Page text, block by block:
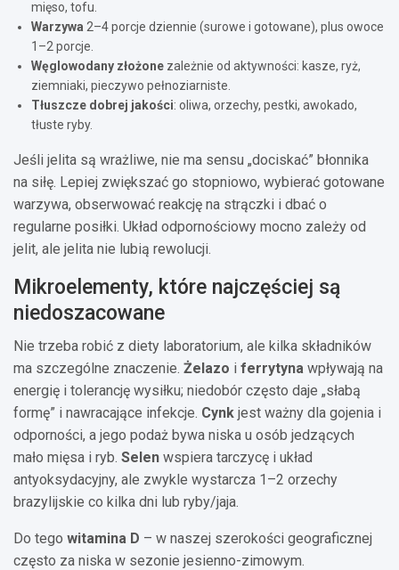
mięso, tofu.
Warzywa 2–4 porcje dziennie (surowe i gotowane), plus owoce
1–2 porcje.
Węglowodany złożone zależnie od aktywności: kasze, ryż,
ziemniaki, pieczywo pełnoziarniste.
Tłuszcze dobrej jakości: oliwa, orzechy, pestki, awokado,
tłuste ryby.
Jeśli jelita są wrażliwe, nie ma sensu „dociskać” błonnika
na siłę. Lepiej zwiększać go stopniowo, wybierać gotowane
warzywa, obserwować reakcję na strączki i dbać o
regularne posiłki. Układ odpornościowy mocno zależy od
jelit, ale jelita nie lubią rewolucji.
Mikroelementy, które najczęściej są
niedoszacowane
Nie trzeba robić z diety laboratorium, ale kilka składników
ma szczególne znaczenie. Żelazo i ferrytyna wpływają na
energię i tolerancję wysiłku; niedobór często daje „słabą
formę” i nawracające infekcje. Cynk jest ważny dla gojenia i
odporności, a jego podaż bywa niska u osób jedzących
mało mięsa i ryb. Selen wspiera tarczycę i układ
antyoksydacyjny, ale zwykle wystarcza 1–2 orzechy
brazylijskie co kilka dni lub ryby/jaja.
Do tego witamina D – w naszej szerokości geograficznej
często za niska w sezonie jesienno-zimowym.